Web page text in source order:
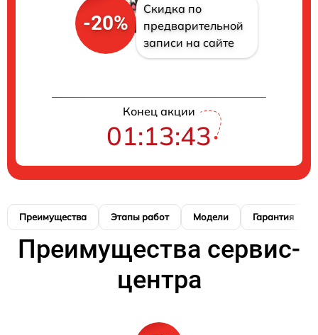
-20%
Скидка по
предварительной
записи на сайте
Конец акции
01:13:42
Преимущества Этапы работ Модели Гарантия
Преимущества сервис-
центра